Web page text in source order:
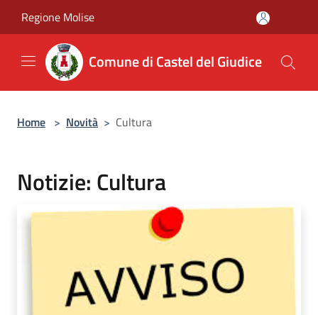
Regione Molise
Comune di Castel del Giudice
Home > Novità > Cultura
Notizie: Cultura